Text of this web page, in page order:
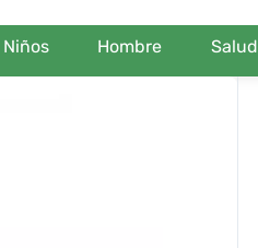
Niños Hombre Salud